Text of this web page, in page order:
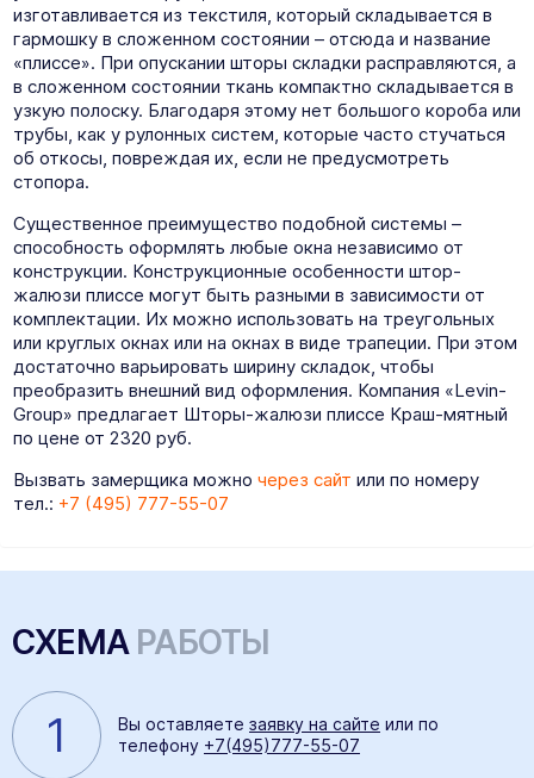
изготавливается из текстиля, который складывается в
гармошку в сложенном состоянии – отсюда и название
«плиссе». При опускании шторы складки расправляются, а
в сложенном состоянии ткань компактно складывается в
узкую полоску. Благодаря этому нет большого короба или
трубы, как у рулонных систем, которые часто стучаться
об откосы, повреждая их, если не предусмотреть
стопора.
Существенное преимущество подобной системы –
способность оформлять любые окна независимо от
конструкции. Конструкционные особенности штор-
жалюзи плиссе могут быть разными в зависимости от
комплектации. Их можно использовать на треугольных
или круглых окнах или на окнах в виде трапеции. При этом
достаточно варьировать ширину складок, чтобы
преобразить внешний вид оформления. Компания «Levin-
Group» предлагает Шторы-жалюзи плиссе Краш-мятный
по цене от 2320 руб.
Вызвать замерщика можно через сайт или по номеру
тел.: +7 (495) 777-55-07
СХЕМА РАБОТЫ
1 Вы оставляете заявку на сайте или по
телефону +7(495)777-55-07